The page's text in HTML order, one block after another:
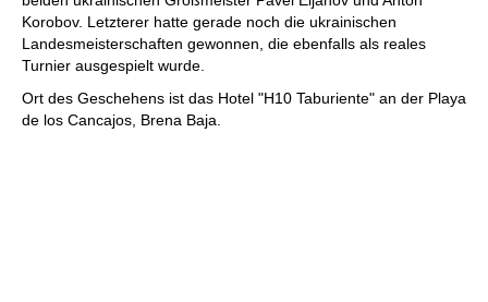
Korobov. Letzterer hatte gerade noch die ukrainischen
Landesmeisterschaften gewonnen, die ebenfalls als reales
Turnier ausgespielt wurde.
Ort des Geschehens ist das Hotel "H10 Taburiente" an der Playa
de los Cancajos, Brena Baja.